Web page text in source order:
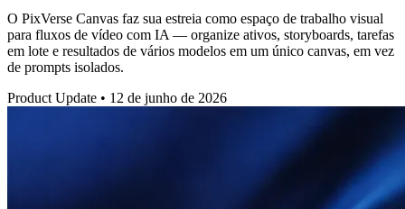
O PixVerse Canvas faz sua estreia como espaço de trabalho visual
para fluxos de vídeo com IA — organize ativos, storyboards, tarefas
em lote e resultados de vários modelos em um único canvas, em vez
de prompts isolados.
Product Update • 12 de junho de 2026